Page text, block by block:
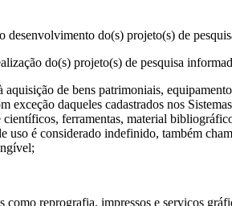
desenvolvimento do(s) projeto(s) de
do(s) projeto(s) de pesquisa
de bens patrimoniais,
exceção daqueles cadastrados nos
ferramentas, material
é considerado indefinido, também
reprografia, impressos e serviços